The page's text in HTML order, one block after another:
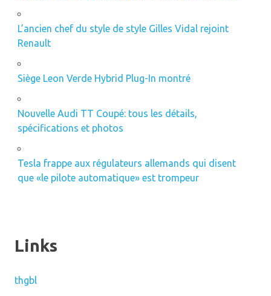
L’ancien chef du style de style Gilles Vidal rejoint
Renault
Siège Leon Verde Hybrid Plug-In montré
Nouvelle Audi TT Coupé: tous les détails,
spécifications et photos
Tesla frappe aux régulateurs allemands qui disent
que «le pilote automatique» est trompeur
Links
thgbl